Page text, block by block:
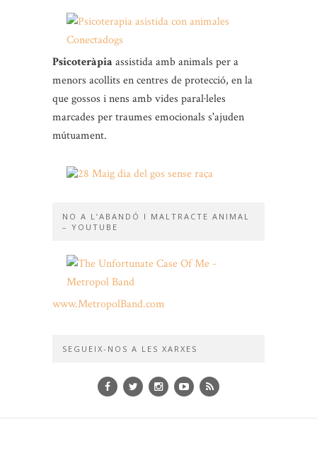
Psicoteràpia assistida amb animals per a
menors acollits en centres de protecció, en la
que gossos i nens amb vides paral·leles
marcades per traumes emocionals s'ajuden
mútuament.
NO A L’ABANDÓ I MALTRACTE ANIMAL
– YOUTUBE
www.MetropolBand.com
SEGUEIX-NOS A LES XARXES